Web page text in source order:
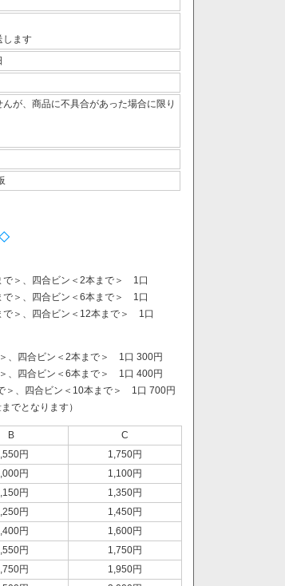
します
が、商品に不具合があった場合に限り
で＞、四合ビン＜2本まで＞ 1口
で＞、四合ビン＜6本まで＞ 1口
で＞、四合ビン＜12本まで＞ 1口
、四合ビン＜2本まで＞ 1口 300円
、四合ビン＜6本まで＞ 1口 400円
＞、四合ビン＜10本まで＞ 1口 700円
でとなります）
B
C
円
1,750円
円
1,100円
円
1,350円
円
1,450円
円
1,600円
円
1,750円
円
1,950円